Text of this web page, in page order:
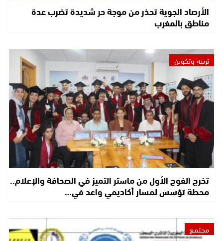
الأرصاد الجوية تحذر من موجة حر شديدة تضرب عدة
مناطق بالمغرب
تربية وتكوين
تخرج الفوج الأول من ماستر التميز في الصحافة والإعلام..
محطة تؤسس لمسار أكاديمي واعد في…
مجتمع